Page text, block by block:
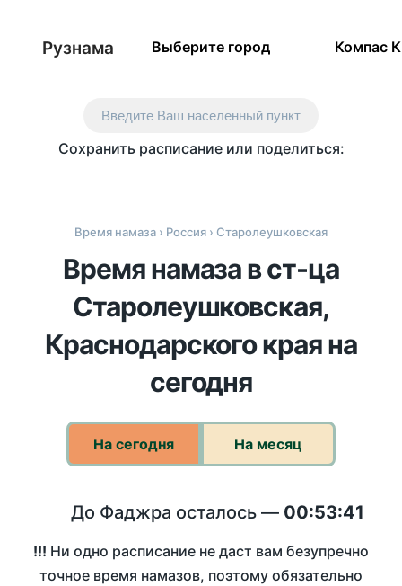
Рузнама Выберите город Компас
Введите Ваш населенный пункт
Сохранить расписание или поделиться:
Время намаза › Россия › Старолеушковская
Время намаза в ст-ца
Старолеушковская,
Краснодарского края на
сегодня
На сегодня На месяц
До Фаджра осталось — 00:53:41
!!! Ни одно расписание не даст вам безупречно
точное время намазов, поэтому обязательно